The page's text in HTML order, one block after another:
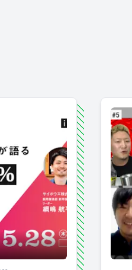
ープン！
】iroots主催の人事ミート【